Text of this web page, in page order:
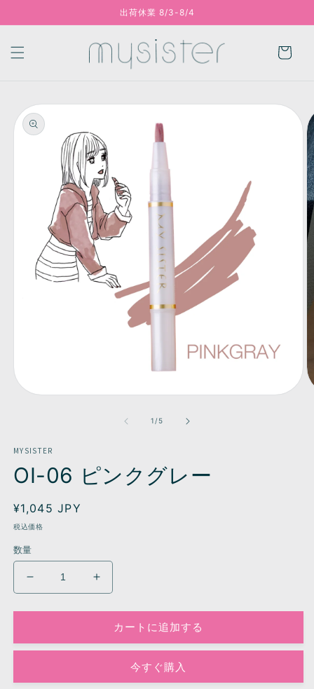
出荷休業 8/3-8/4
ー
商品情報にスキッ
プ
で
デ
(1)
を
く
1 /の
5
MYSISTER
OI-06 ピンクグレー
通
常
格
¥1,045 JPY
税込価格
数量
06
ピ
ク
レ
OI-
06
ピ
ク
レ
カートに追加する
今すぐ購入